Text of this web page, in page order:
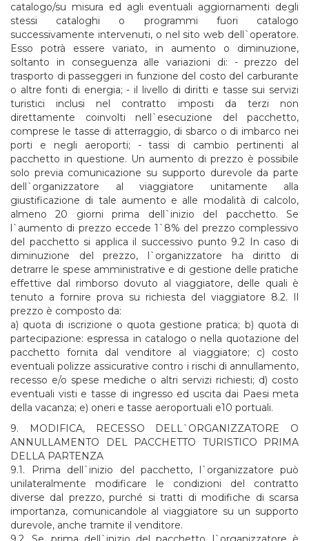
catalogo/su misura ed agli eventuali aggiornamenti degli
stessi cataloghi o programmi fuori catalogo
successivamente intervenuti, o nel sito web dell`operatore.
Esso potrà essere variato, in aumento o diminuzione,
soltanto in conseguenza alle variazioni di: - prezzo del
trasporto di passeggeri in funzione del costo del carburante
o altre fonti di energia; - il livello di diritti e tasse sui servizi
turistici inclusi nel contratto imposti da terzi non
direttamente coinvolti nell`esecuzione del pacchetto,
comprese le tasse di atterraggio, di sbarco o di imbarco nei
porti e negli aeroporti; - tassi di cambio pertinenti al
pacchetto in questione. Un aumento di prezzo è possibile
solo previa comunicazione su supporto durevole da parte
dell`organizzatore al viaggiatore unitamente alla
giustificazione di tale aumento e alle modalità di calcolo,
almeno 20 giorni prima dell`inizio del pacchetto. Se
l`aumento di prezzo eccede 1`8% del prezzo complessivo
del pacchetto si applica il successivo punto 9.2 In caso di
diminuzione del prezzo, l`organizzatore ha diritto di
detrarre le spese amministrative e di gestione delle pratiche
effettive dal rimborso dovuto al viaggiatore, delle quali è
tenuto a fornire prova su richiesta del viaggiatore 8.2. Il
prezzo è composto da:
a) quota di iscrizione o quota gestione pratica; b) quota di
partecipazione: espressa in catalogo o nella quotazione del
pacchetto fornita dal venditore al viaggiatore; c) costo
eventuali polizze assicurative contro i rischi di annullamento,
recesso e/o spese mediche o altri servizi richiesti; d) costo
eventuali visti e tasse di ingresso ed uscita dai Paesi meta
della vacanza; e) oneri e tasse aeroportuali e10 portuali.
9. MODIFICA, RECESSO DELL`ORGANIZZATORE O
ANNULLAMENTO DEL PACCHETTO TURISTICO PRIMA
DELLA PARTENZA
9.1. Prima dell`inizio del pacchetto, l`organizzatore può
unilateralmente modificare le condizioni del contratto
diverse dal prezzo, purché si tratti di modifiche di scarsa
importanza, comunicandole al viaggiatore su un supporto
durevole, anche tramite il venditore.